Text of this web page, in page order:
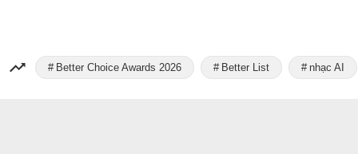
Better Choice Awards 2026 Better List nhạc AI